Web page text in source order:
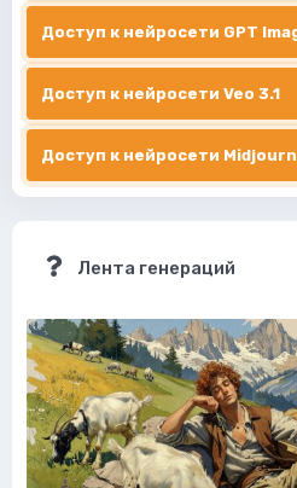
Доступ к нейросети GPT
Доступ к нейросети Veo 3.1
Доступ к нейросети
Лента генераций